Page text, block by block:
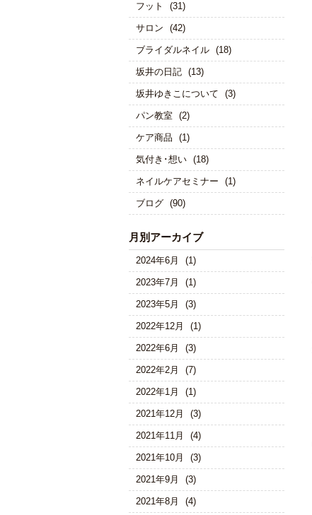
フット (31)
サロン (42)
ブライダルネイル (18)
坂井の日記 (13)
坂井ゆきこについて (3)
パン教室 (2)
ケア商品 (1)
気付き･想い (18)
ネイルケアセミナー (1)
ブログ (90)
月別アーカイブ
2024年6月 (1)
2023年7月 (1)
2023年5月 (3)
2022年12月 (1)
2022年6月 (3)
2022年2月 (7)
2022年1月 (1)
2021年12月 (3)
2021年11月 (4)
2021年10月 (3)
2021年9月 (3)
2021年8月 (4)